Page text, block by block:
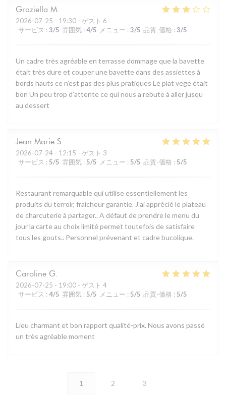
Graziella M
2026-07-25 - 19:30 - ゲスト 6
サービス : 3/5 雰囲気 : 4/5 メニュー : 3/5 品質-価格 : 3/5
Un cadre très agréable en terrasse dommage que la bavette
était très dure et couper une bavette dans des assiettes à
bords hauts ce n’est pas des plus pratiques Le plat vege était
bon Un peu trop d’attente ce qui nous a rebute à aller jusqu
au dessert
Jean Marie S
2026-07-24 - 12:15 - ゲスト 3
サービス : 5/5 雰囲気 : 5/5 メニュー : 5/5 品質-価格 : 5/5
Restaurant remarquable qui utilise essentiellement les
produits du terroir, fraicheur garantie. J'ai apprécié le plateau
de charcuterie à partager.. A défaut de prendre le menu du
jour la carte au choix limité permet toutefois de satisfaire
tous les gouts.. Personnel prévenant et cadre bucolique.
Caroline G
2026-07-25 - 19:00 - ゲスト 4
サービス : 4/5 雰囲気 : 5/5 メニュー : 5/5 品質-価格 : 5/5
Lieu charmant et bon rapport qualité-prix. Nous avons passé
un très agréable moment
1 2 3